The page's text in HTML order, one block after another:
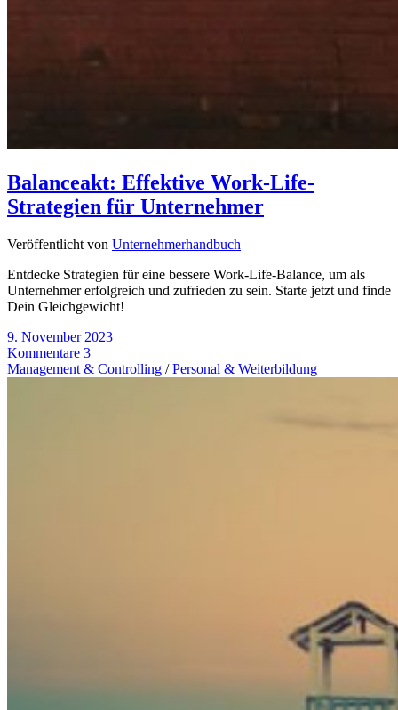
Balanceakt: Effektive Work-Life-
Strategien für Unternehmer
Veröffentlicht von Unternehmerhandbuch
Entdecke Strategien für eine bessere Work-Life-Balance, um als
Unternehmer erfolgreich und zufrieden zu sein. Starte jetzt und finde
Dein Gleichgewicht!
9. November 2023
Kommentare 3
Management & Controlling /Personal & Weiterbildung